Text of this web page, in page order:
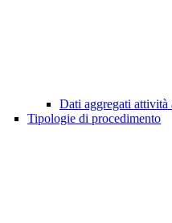
Dati aggregati attività
Tipologie di procedimento